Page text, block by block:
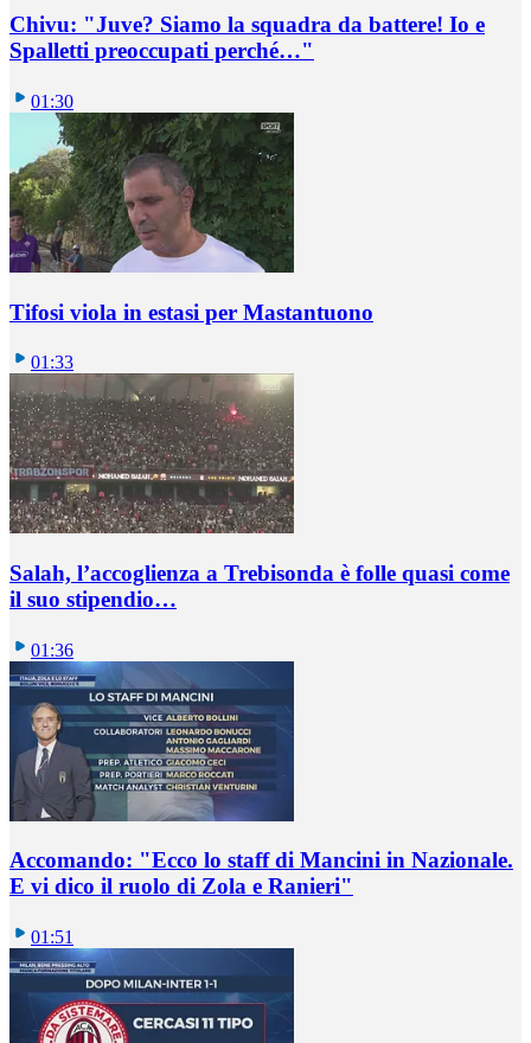
Chivu: "Juve? Siamo la squadra da battere! Io e
Spalletti preoccupati perché…"
01:30
Tifosi viola in estasi per Mastantuono
01:33
Salah, l’accoglienza a Trebisonda è folle quasi come
il suo stipendio…
01:36
Accomando: "Ecco lo staff di Mancini in Nazionale.
E vi dico il ruolo di Zola e Ranieri"
01:51